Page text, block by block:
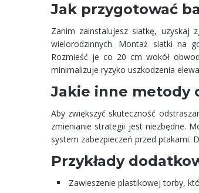
Jak przygotować
Zanim zainstalujesz siatkę, uzyskaj
wielorodzinnych. Montaż siatki na
Rozmieść je co 20 cm wokół
minimalizuje ryzyko uszkodzenia
Jakie inne metody
Aby zwiększyć skuteczność
zmienianie strategii jest niezbędne.
system zabezpieczeń przed ptakami.
Przykłady
Zawieszenie plastikowej torby,